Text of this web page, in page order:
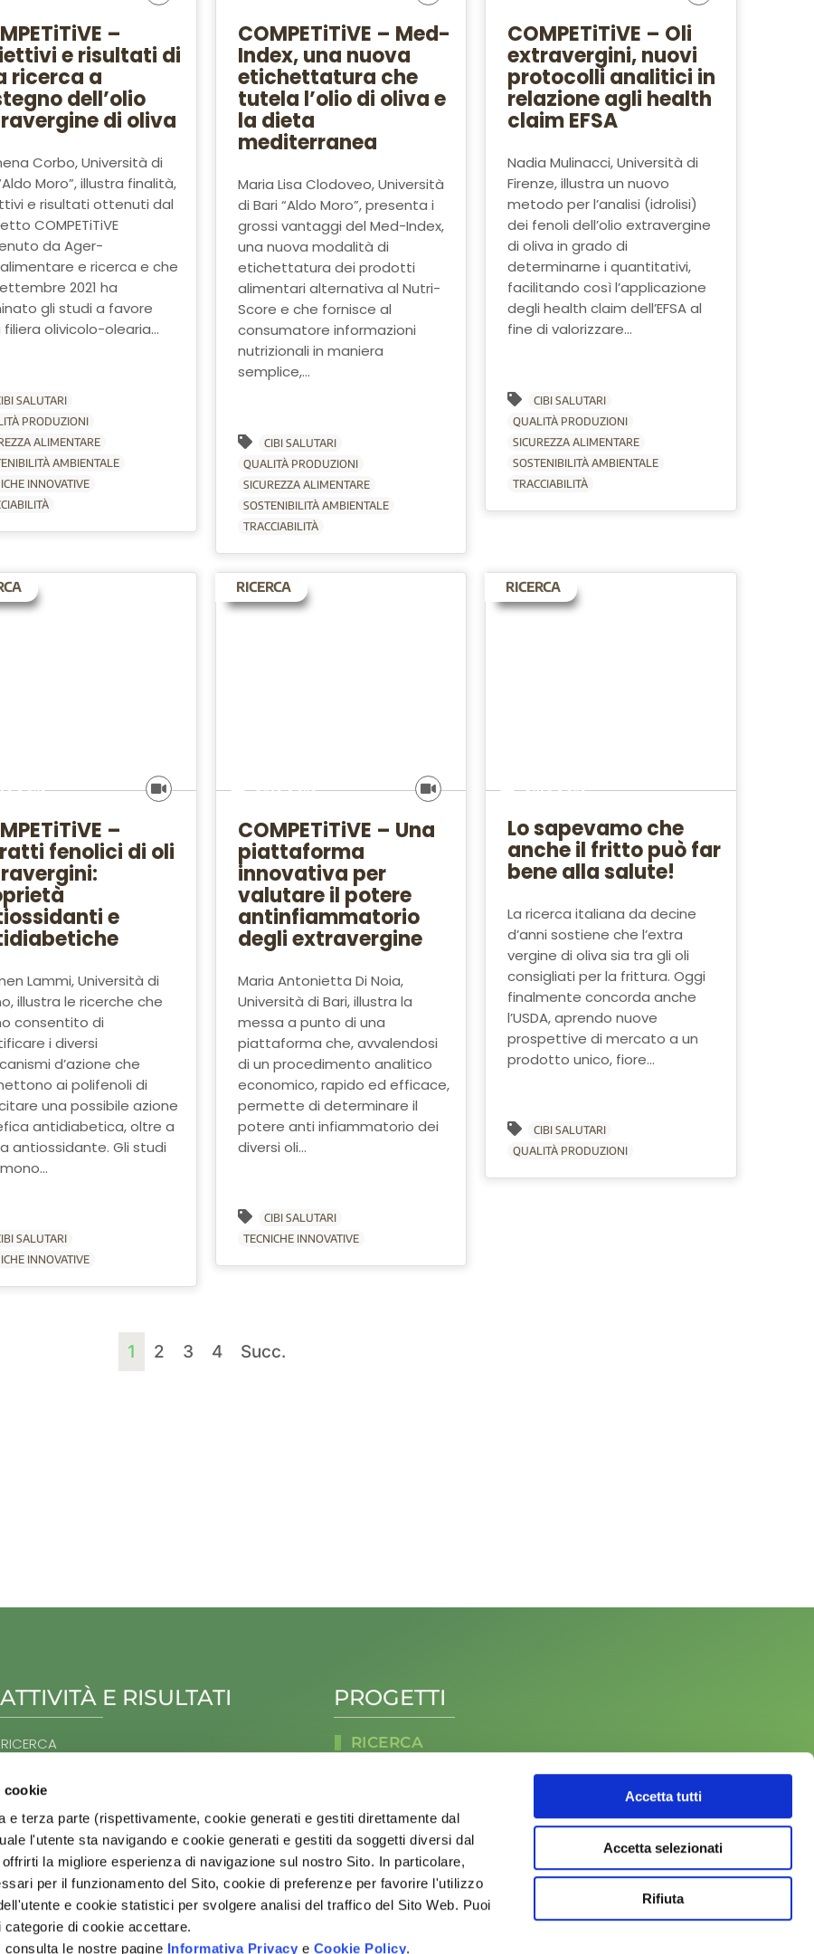
cookie
e terza parte (rispettivamente, cookie generati e gestiti direttamente dal
l'utente sta navigando e cookie generati e gestiti da soggetti diversi dal
la migliore esperienza di navigazione sul nostro Sito. In particolare,
per il funzionamento del Sito, cookie di preferenze per favorire l'utilizzo
e cookie statistici per svolgere analisi del traffico del Sito Web. Puoi
di cookie accettare.
le nostre pagine Informativa Privacy e Cookie Policy.
Accetta tutti
Accetta selezionati
Rifiuta
–
e risultati di
ricerca a
dell’olio
di oliva
Corbo, Università di
Moro”, illustra finalità,
e risultati ottenuti dal
COMPETiTiVE
da Ager-
e ricerca e che
2021 ha
gli studi a favore
filiera olivicolo-olearia...
SALUTARI
PRODUZIONI
ALIMENTARE
AMBIENTALE
INNOVATIVE
COMPETiTiVE – Med-
Index, una nuova
etichettatura che
tutela l’olio di oliva e
la dieta
mediterranea
Maria Lisa Clodoveo, Università
di Bari “Aldo Moro”, presenta i
grossi vantaggi del Med-Index,
una nuova modalità di
etichettatura dei prodotti
alimentari alternativa al Nutri-
Score e che fornisce al
consumatore informazioni
nutrizionali in maniera
semplice,...
CIBI SALUTARI
QUALITÀ PRODUZIONI
SICUREZZA ALIMENTARE
SOSTENIBILITÀ AMBIENTALE
TRACCIABILITÀ
COMPETiTiVE – Oli
extravergini, nuovi
protocolli analitici in
relazione agli health
claim EFSA
Nadia Mulinacci, Università di
Firenze, illustra un nuovo
metodo per l’analisi (idrolisi)
dei fenoli dell’olio extravergine
di oliva in grado di
determinarne i quantitativi,
facilitando così l’applicazione
degli health claim dell’EFSA al
fine di valorizzare...
CIBI SALUTARI
QUALITÀ PRODUZIONI
SICUREZZA ALIMENTARE
SOSTENIBILITÀ AMBIENTALE
TRACCIABILITÀ
–
fenolici di oli
e
Lammi, Università di
illustra le ricerche che
consentito di
i diversi
d’azione che
ai polifenoli di
una possibile azione
antidiabetica, oltre a
antiossidante. Gli studi
SALUTARI
INNOVATIVE
RICERCA
COMPETiTiVE – Una
piattaforma
innovativa per
valutare il potere
antinfiammatorio
degli extravergine
Maria Antonietta Di Noia,
Università di Bari, illustra la
messa a punto di una
piattaforma che, avvalendosi
di un procedimento analitico
economico, rapido ed efficace,
permette di determinare il
potere anti infiammatorio dei
diversi oli...
CIBI SALUTARI
TECNICHE INNOVATIVE
RICERCA
Lo sapevamo che
anche il fritto può far
bene alla salute!
La ricerca italiana da decine
d’anni sostiene che l’extra
vergine di oliva sia tra gli oli
consigliati per la frittura. Oggi
finalmente concorda anche
l’USDA, aprendo nuove
prospettive di mercato a un
prodotto unico, fiore...
CIBI SALUTARI
QUALITÀ PRODUZIONI
1 2 3 4 Succ.
ATTIVITÀ E RISULTATI
RICERCA
SITEMAP
HOME
AGER
ATTIVITÀ E RISULTATI
BANDI
PROGETTI
RICERCA
COLTURE PROTEICHE
DAL SUOLO AL CAMPO
OLIVO E OLIO
ORTOFRUTTICOLO
PRODOTTI LATTIERO CASEARI
VITIVINICOLO